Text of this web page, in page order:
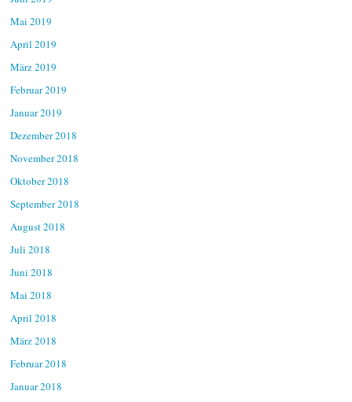
Mai 2019
April 2019
März 2019
Februar 2019
Januar 2019
Dezember 2018
November 2018
Oktober 2018
September 2018
August 2018
Juli 2018
Juni 2018
Mai 2018
April 2018
März 2018
Februar 2018
Januar 2018